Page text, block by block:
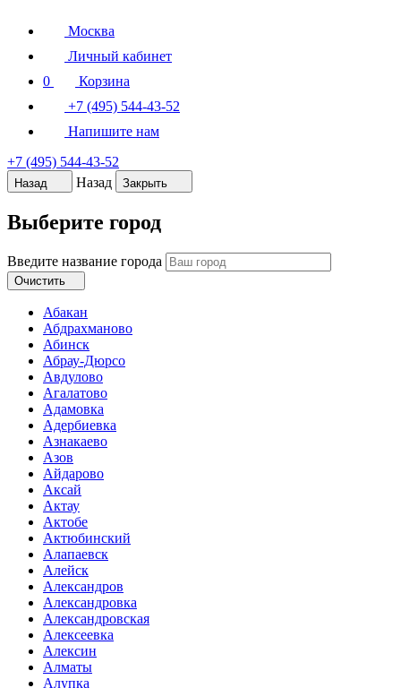
Москва
Личный кабинет
0
Корзина
+7 (495) 544-43-52
Напишите нам
+7 (495) 544-43-52
Назад Назад Закрыть
Выберите город
Введите название города
Очистить
Абакан
Абдрахманово
Абинск
Абрау-Дюрсо
Авдулово
Агалатово
Адамовка
Адербиевка
Азнакаево
Азов
Айдарово
Аксай
Актау
Актобе
Актюбинский
Алапаевск
Алейск
Александров
Александровка
Александровская
Алексеевка
Алексин
Алматы
Алупка